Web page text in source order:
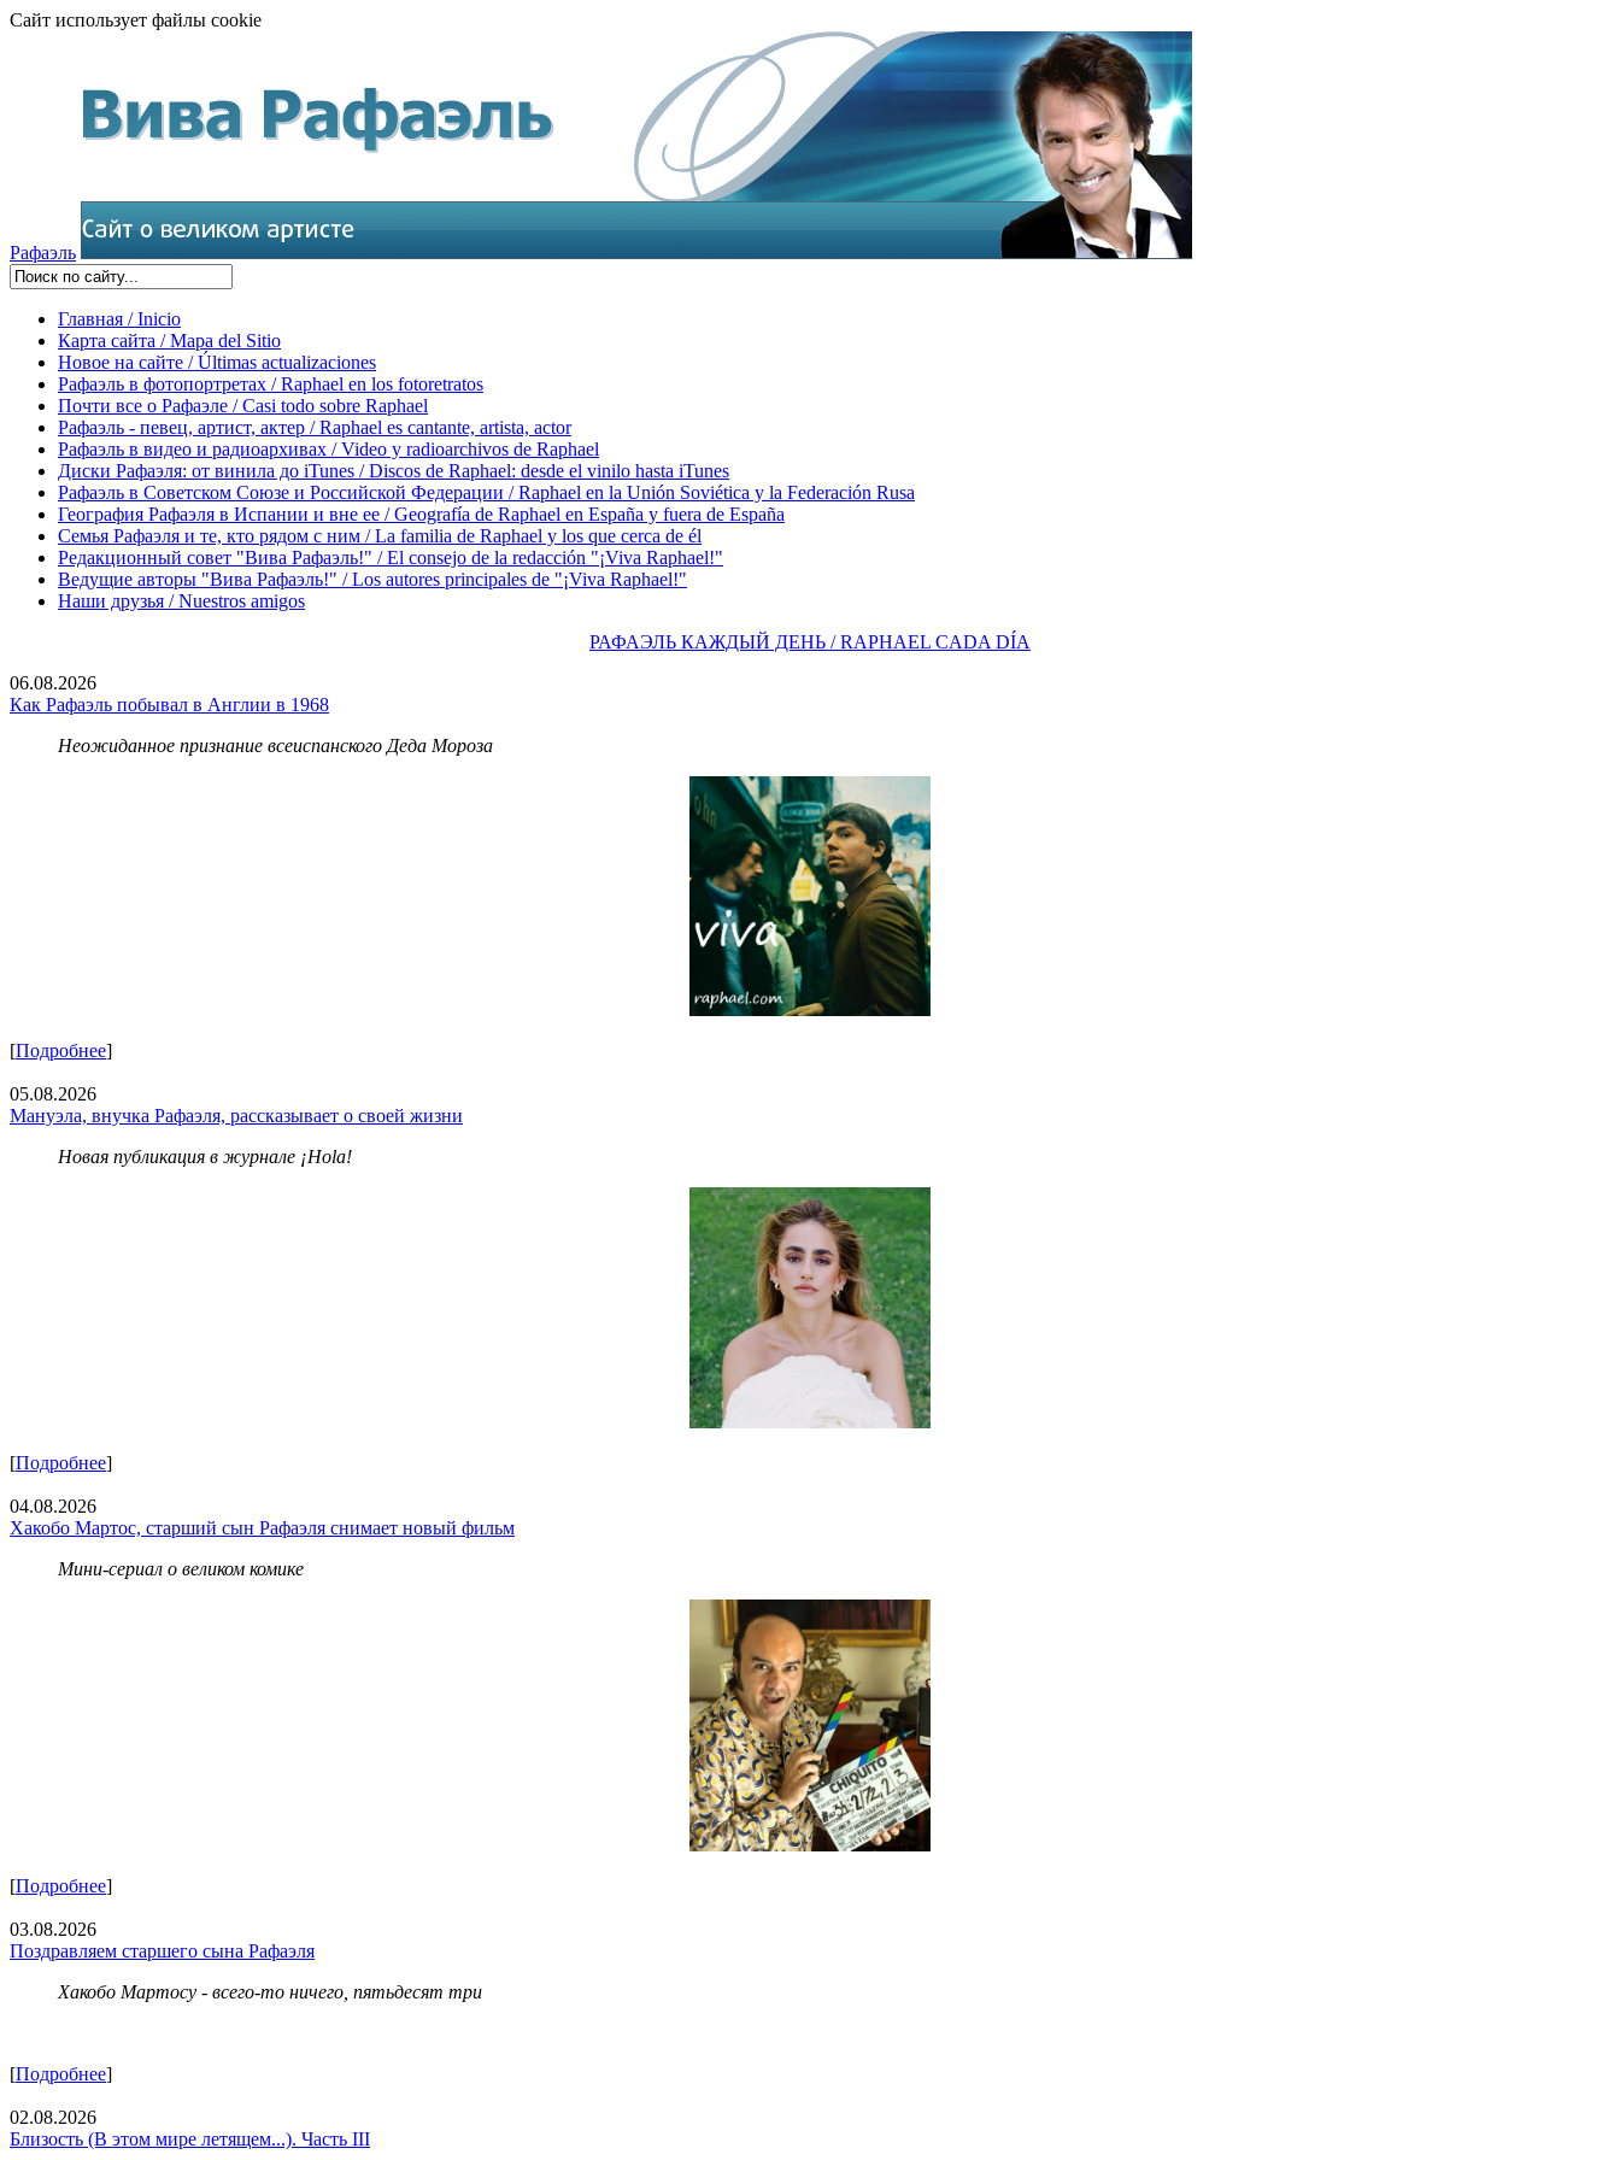
Сайт использует файлы cookie
Рафаэль
Главная / Inicio
Карта сайта / Mapa del Sitio
Новое на сайте / Últimas actualizaciones
Рафаэль в фотопортретах / Raphael en los fotoretratos
Почти все о Рафаэле / Casi todo sobre Raphael
Рафаэль - певец, артист, актер / Raphael es cantante, artista, actor
Рафаэль в видео и радиоархивах / Video y radioarchivos de Raphael
Диски Рафаэля: от винила до iTunes / Discos de Raphael: desde el vinilo hasta iTunes
Рафаэль в Советском Союзе и Российской Федерации / Raphael en la Unión Soviética y la Federación Rusa
География Рафаэля в Испании и вне ее / Geografía de Raphael en España y fuera de España
Семья Рафаэля и те, кто рядом с ним / La familia de Raphael y los que cerca de él
Редакционный совет "Вива Рафаэль!" / El consejo de la redacción "¡Viva Raphael!"
Ведущие авторы "Вива Рафаэль!" / Los autores principales de "¡Viva Raphael!"
Наши друзья / Nuestros amigos
РАФАЭЛЬ КАЖДЫЙ ДЕНЬ / RAPHAEL CADA DÍA
06.08.2026
Как Рафаэль побывал в Англии в 1968
Неожиданное признание всеиспанского Деда Мороза
[Подробнее]
05.08.2026
Мануэла, внучка Рафаэля, рассказывает о своей жизни
Новая публикация в журнале ¡Hola!
[Подробнее]
04.08.2026
Хакобо Мартос, старший сын Рафаэля снимает новый фильм
Мини-сериал о великом комике
[Подробнее]
03.08.2026
Поздравляем старшего сына Рафаэля
Хакобо Мартосу - всего-то ничего, пятьдесят три
[Подробнее]
02.08.2026
Близость (В этом мире летящем...). Часть III